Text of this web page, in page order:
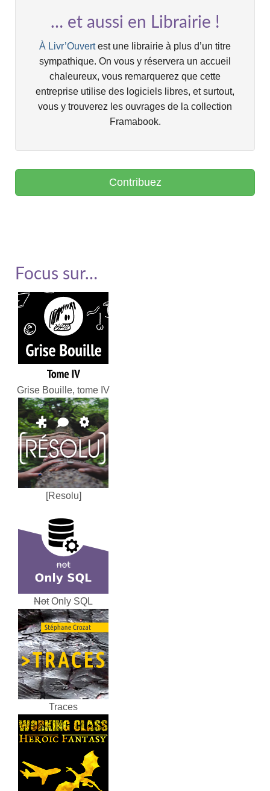
… et aussi en Librairie !
À Livr’Ouvertest une librairie à plus d’un titre
sympathique. On vous y réservera un accueil
chaleureux, vous remarquerez que cette
entreprise utilise des logiciels libres, et surtout,
vous y trouverez les ouvrages de la collection
Framabook.
Contribuez
Focus sur…
Grise Bouille, tome IV
[Resolu]
NotOnly SQL
Traces